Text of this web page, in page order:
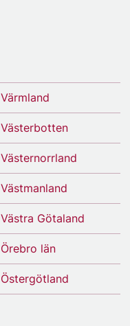
Värmland
Västerbotten
Västernorrland
Västmanland
Västra Götaland
Örebro län
Östergötland